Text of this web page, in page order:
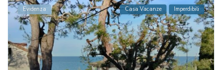
Evidenza Casa Vacanze Imperdibili